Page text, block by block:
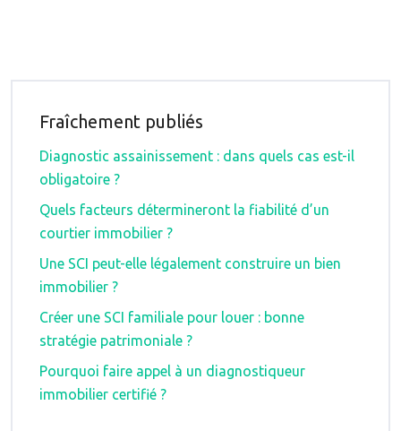
Fraîchement publiés
Diagnostic assainissement : dans quels cas est-il
obligatoire ?
Quels facteurs détermineront la fiabilité d’un
courtier immobilier ?
Une SCI peut-elle légalement construire un bien
immobilier ?
Créer une SCI familiale pour louer : bonne
stratégie patrimoniale ?
Pourquoi faire appel à un diagnostiqueur
immobilier certifié ?